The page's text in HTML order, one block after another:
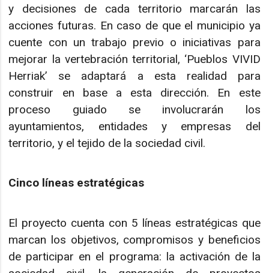
y decisiones de cada territorio marcarán las
acciones futuras. En caso de que el municipio ya
cuente con un trabajo previo o iniciativas para
mejorar la vertebración territorial, ‘Pueblos VIVID
Herriak’ se adaptará a esta realidad para
construir en base a esta dirección. En este
proceso guiado se involucrarán los
ayuntamientos, entidades y empresas del
territorio, y el tejido de la sociedad civil.
Cinco líneas estratégicas
El proyecto cuenta con 5 líneas estratégicas que
marcan los objetivos, compromisos y beneficios
de participar en el programa: la activación de la